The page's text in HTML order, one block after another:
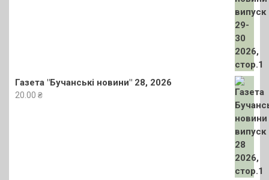
Газета "Бучанські новини" 28, 2026
20.00 ₴